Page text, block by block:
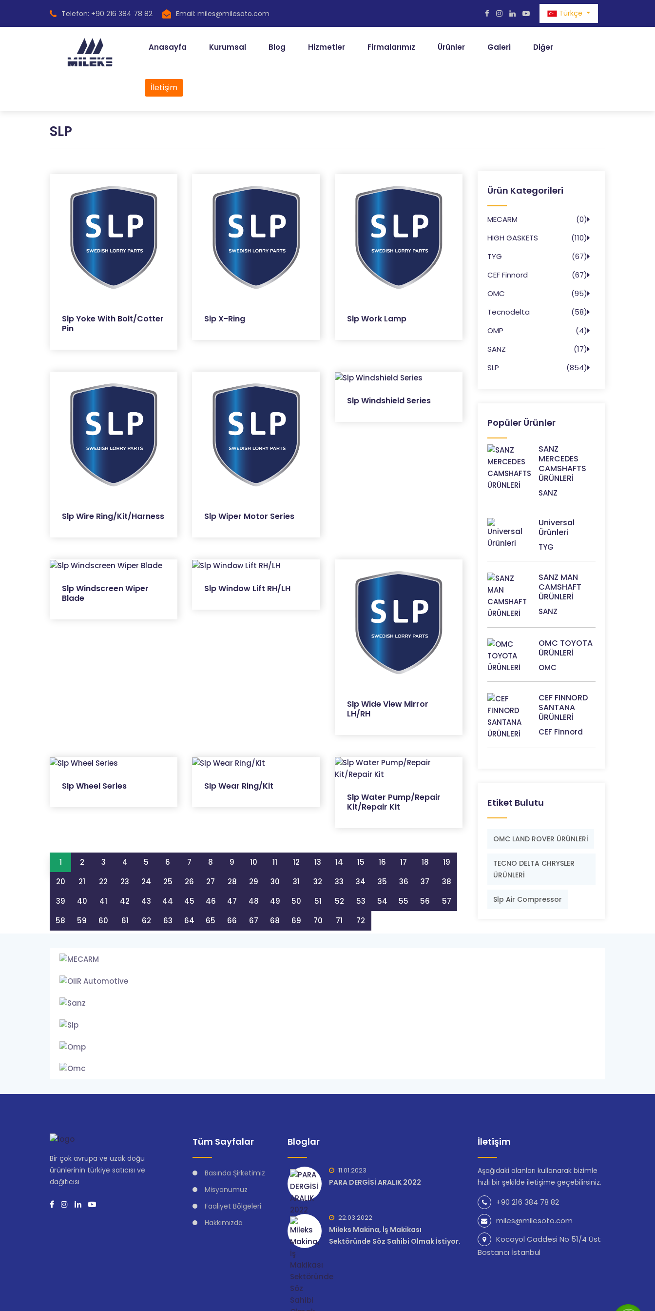
Telefon: +90 216 384 78 82 Email: miles@milesoto.com Türkçe
Anasayfa Kurumsal Blog Hizmetler Firmalarımız Ürünler Galeri Diğer
İletişim
SLP
Slp Yoke With Bolt/Cotter
Pin
Slp X-Ring Slp Work Lamp
Slp Wire Ring/Kit/Harness Slp Wiper Motor Series
Slp Windshield Series
Slp Windscreen Wiper
Blade
Slp Window Lift RH/LH
Slp Wide View Mirror
LH/RH
Slp Wheel Series
Slp Wear Ring/Kit
Slp Water Pump/Repair
Kit/Repair Kit
1 2 3 4 5 6 7 8 9 10 11 12 13 14 15 16 17 18
19
20
21 22 23 24 25 26 27 28 29 30 31 32 33 34 35 36 37
38
39
40 41 42 43 44 45 46 47 48 49 50 51 52 53 54 55 56
57
58
59 60 61 62 63 64 65 66 67 68 69 70 71 72
Ürün Kategorileri
MECARM
(0)
HIGH GASKETS
(110)
TYG
(67)
CEF Finnord
(67)
OMC
(95)
Tecnodelta
(58)
OMP
(4)
SANZ
(17)
SLP
(854)
Popüler Ürünler
SANZ
MERCEDES
CAMSHAFTS
ÜRÜNLERİ
SANZ
Universal
Ürünleri
TYG
SANZ MAN
CAMSHAFT
ÜRÜNLERİ
SANZ
OMC TOYOTA
ÜRÜNLERİ
OMC
CEF FINNORD
SANTANA
ÜRÜNLERİ
CEF Finnord
Etiket Bulutu
OMC LAND ROVER ÜRÜNLERİ
TECNO DELTA CHRYSLER
ÜRÜNLERİ
Slp Air Compressor
Bir çok avrupa ve uzak doğu
ürünlerinin türkiye satıcısı ve
dağıtıcısı
Tüm Sayfalar
Basında Şirketimiz
Misyonumuz
Faaliyet Bölgeleri
Hakkımızda
Bloglar
11.01.2023
PARA DERGİSİ ARALIK 2022
22.03.2022
Mileks Makina, İş Makikası
Sektöründe Söz Sahibi Olmak İstiyor.
İletişim
Aşağıdaki alanları kullanarak bizimle
hızlı bir şekilde iletişime geçebilirsiniz.
+90 216 384 78 82
miles@milesoto.com
Kocayol Caddesi No 51/4 Üst
Bostancı İstanbul